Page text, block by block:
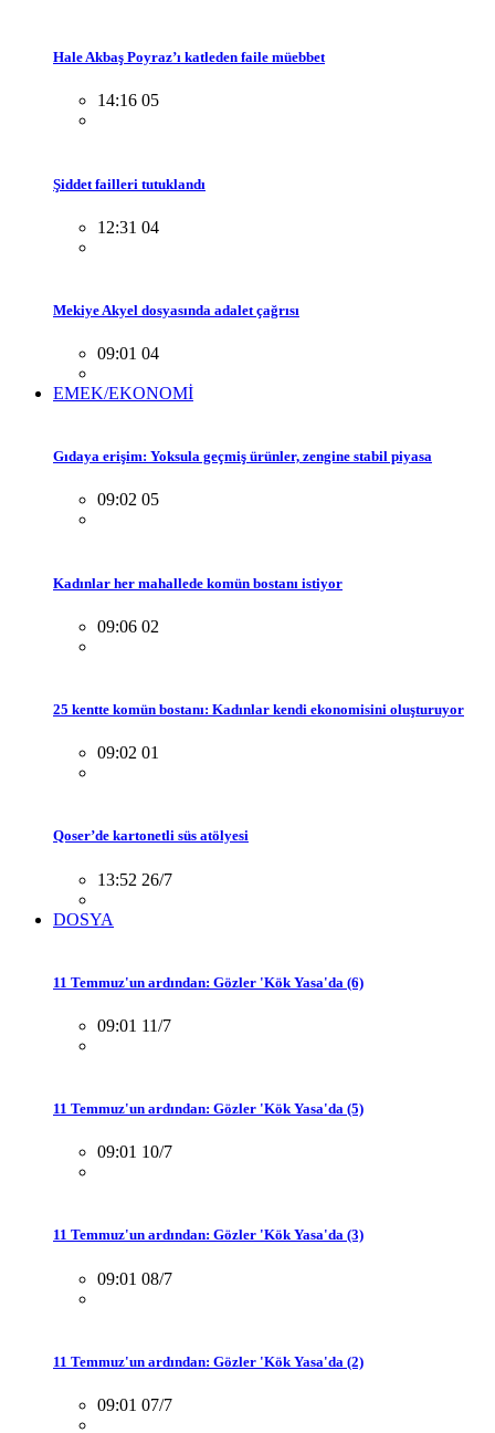
Hale Akbaş Poyraz’ı katleden faile müebbet
14:16 05
Şiddet failleri tutuklandı
12:31 04
Mekiye Akyel dosyasında adalet çağrısı
09:01 04
EMEK/EKONOMİ
Gıdaya erişim: Yoksula geçmiş ürünler, zengine stabil piyasa
09:02 05
Kadınlar her mahallede komün bostanı istiyor
09:06 02
25 kentte komün bostanı: Kadınlar kendi ekonomisini oluşturuyor
09:02 01
Qoser’de kartonetli süs atölyesi
13:52 26/7
DOSYA
11 Temmuz'un ardından: Gözler 'Kök Yasa'da (6)
09:01 11/7
11 Temmuz'un ardından: Gözler 'Kök Yasa'da (5)
09:01 10/7
11 Temmuz'un ardından: Gözler 'Kök Yasa'da (3)
09:01 08/7
11 Temmuz'un ardından: Gözler 'Kök Yasa'da (2)
09:01 07/7